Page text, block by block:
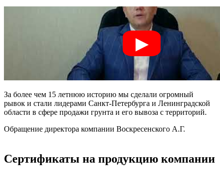
За более чем 15 летнюю историю мы сделали огромный
рывок и стали лидерами Санкт-Петербурга и Ленинградской
области в сфере продажи грунта и его вывоза с территорий.
Обращение директора компании Воскресенского А.Г.
Сертификаты на продукцию компании